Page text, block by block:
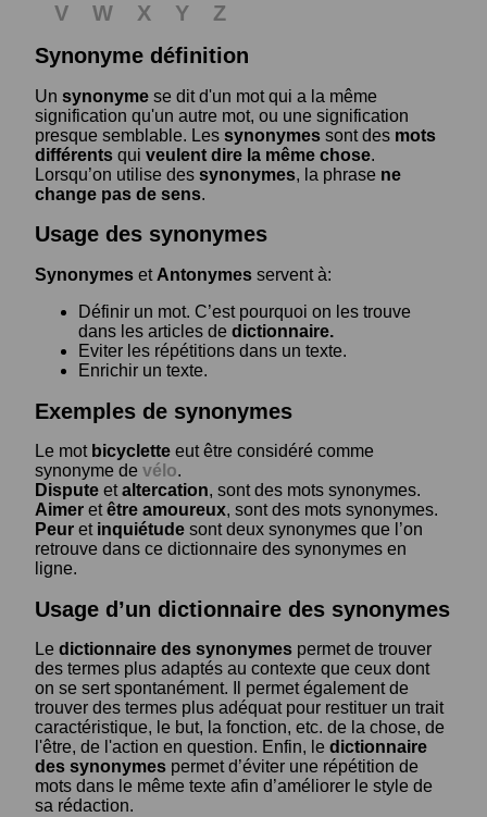
V W X Y
Z
Synonyme définition
Un synonyme se dit d'un mot qui a la même
signification qu'un autre mot, ou une signification
presque semblable. Les synonymes sont des mots
différents qui veulent dire la même chose.
Lorsqu’on utilise des synonymes, la phrase ne
change pas de sens.
Usage des synonymes
Synonymes et Antonymes servent à:
Définir un mot. C’est pourquoi on les trouve
dans les articles de dictionnaire.
Eviter les répétitions dans un texte.
Enrichir un texte.
Exemples de synonymes
Le mot bicyclette eut être considéré comme
synonyme de vélo.
Dispute etaltercation, sont des mots synonymes.
Aimer etêtre amoureux, sont des mots synonymes.
Peur et inquiétude sont deux synonymes que l’on
retrouve dans ce dictionnaire des synonymes en
ligne.
Usage d’un dictionnaire des synonymes
Le dictionnaire des synonymes permet de trouver
des termes plus adaptés au contexte que ceux dont
on se sert spontanément. Il permet également de
trouver des termes plus adéquat pour restituer un trait
caractéristique, le but, la fonction, etc. de la chose, de
l'être, de l'action en question. Enfin, le dictionnaire
des synonymes permet d’éviter une répétition de
mots dans le même texte afin d’améliorer le style de
sa rédaction.